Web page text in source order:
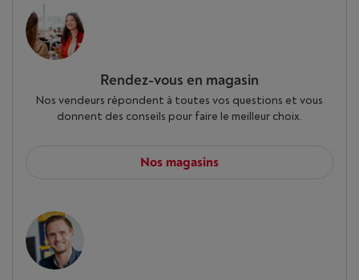
Rendez-vous en magasin
Nos vendeurs répondent à toutes vos questions et vous
donnent des conseils pour faire le meilleur choix.
Nos magasins